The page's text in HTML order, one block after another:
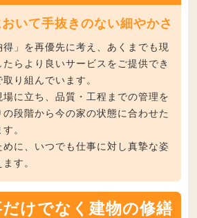
いて手抜きのない細やかさ
」 を再優先に考え、あくまでも現
らより良いサービスをご提供でき
り組んでいます。
場に立ち、品質・工程までの管理を
の段階から今の家の状態に合わせた
。
に、いつでも仕事に対し真摯な姿
す。
けでなく建物の修繕